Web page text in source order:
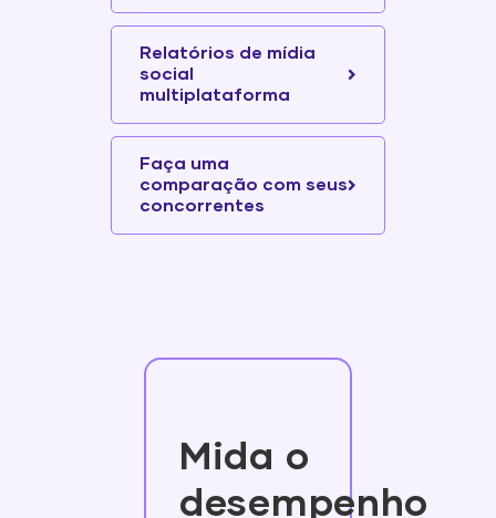
Relatórios de mídia
social
multiplataforma
Faça uma
comparação com seus
concorrentes
Mida o
desempenho